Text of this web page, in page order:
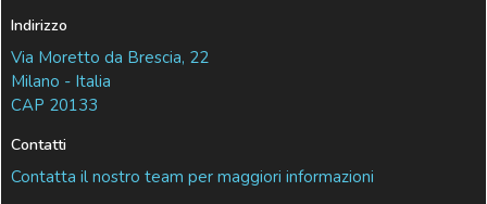
Indirizzo
Via Moretto da Brescia, 22
Milano - Italia
CAP 20133
Contatti
Contatta il nostro team per maggiori informazioni